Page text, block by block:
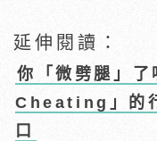
延伸閱讀：
你「微劈腿」
Cheating」的
口